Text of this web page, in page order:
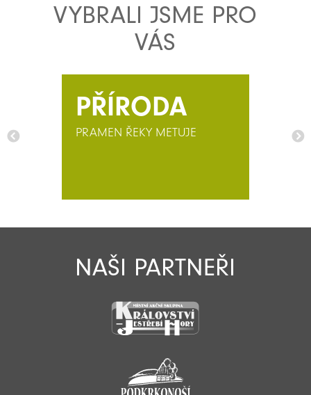
VYBRALI JSME PRO
VÁS
PŘÍRODA
PRAMEN ŘEKY METUJE
NAŠI PARTNEŘI